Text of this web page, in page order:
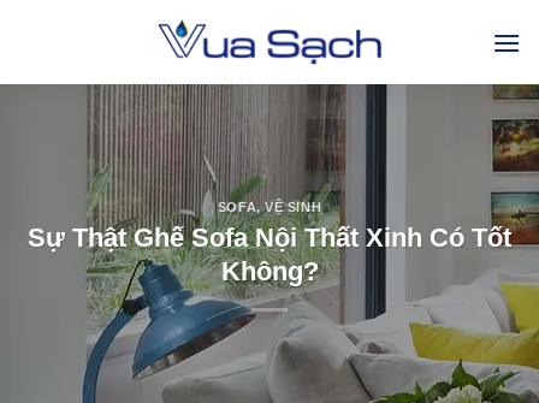
SOFA,VỆ SINH
Sự Thật Ghế Sofa Nội Thất Xinh Có Tốt
Không?